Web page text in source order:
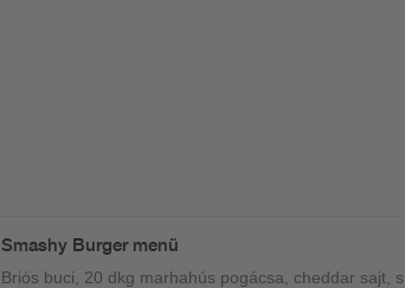
Smashy Burger menü
Briós buci, 20 dkg marhahús pogácsa, cheddar sajt,